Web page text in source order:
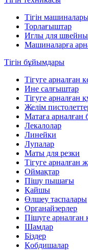
Тігін
Торлағыштар
Иглы для
Машиналарға
Тігін бұйымдары
Тігуге арналған
Ине салғыштар
Тігуге арналған
Желім
Матаға арналған
Лекалолар
Линейки
Лупалар
Маты для резки
Тігуге арналған
Оймақтар
Пішу пышағы
Қайшы
Өлшеу таспалары
Органайзерлер
Пішуге арналған
Шамдар
Біздер
Қобдишалар